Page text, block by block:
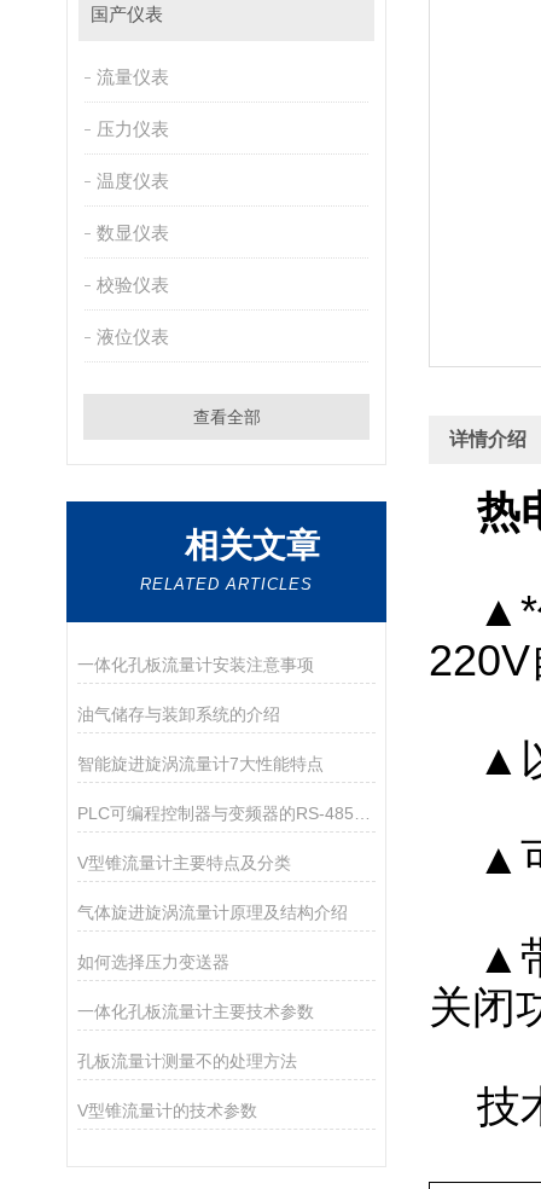
国产仪表
流量仪表
压力仪表
温度仪表
数显仪表
校验仪表
液位仪表
查看全部
相关文章
RELATED ARTICLES
一体化孔板流量计安装注意事项
油气储存与装卸系统的介绍
智能旋进旋涡流量计7大性能特点
V型锥流量计主要特点及分类
气体旋进旋涡流量计原理及结构介绍
如何选择压力变送器
一体化孔板流量计主要技术参数
孔板流量计测量不的处理方法
V型锥流量计的技术参数
详情介绍
热
▲*
▲以
▲可
▲带
关闭
技术